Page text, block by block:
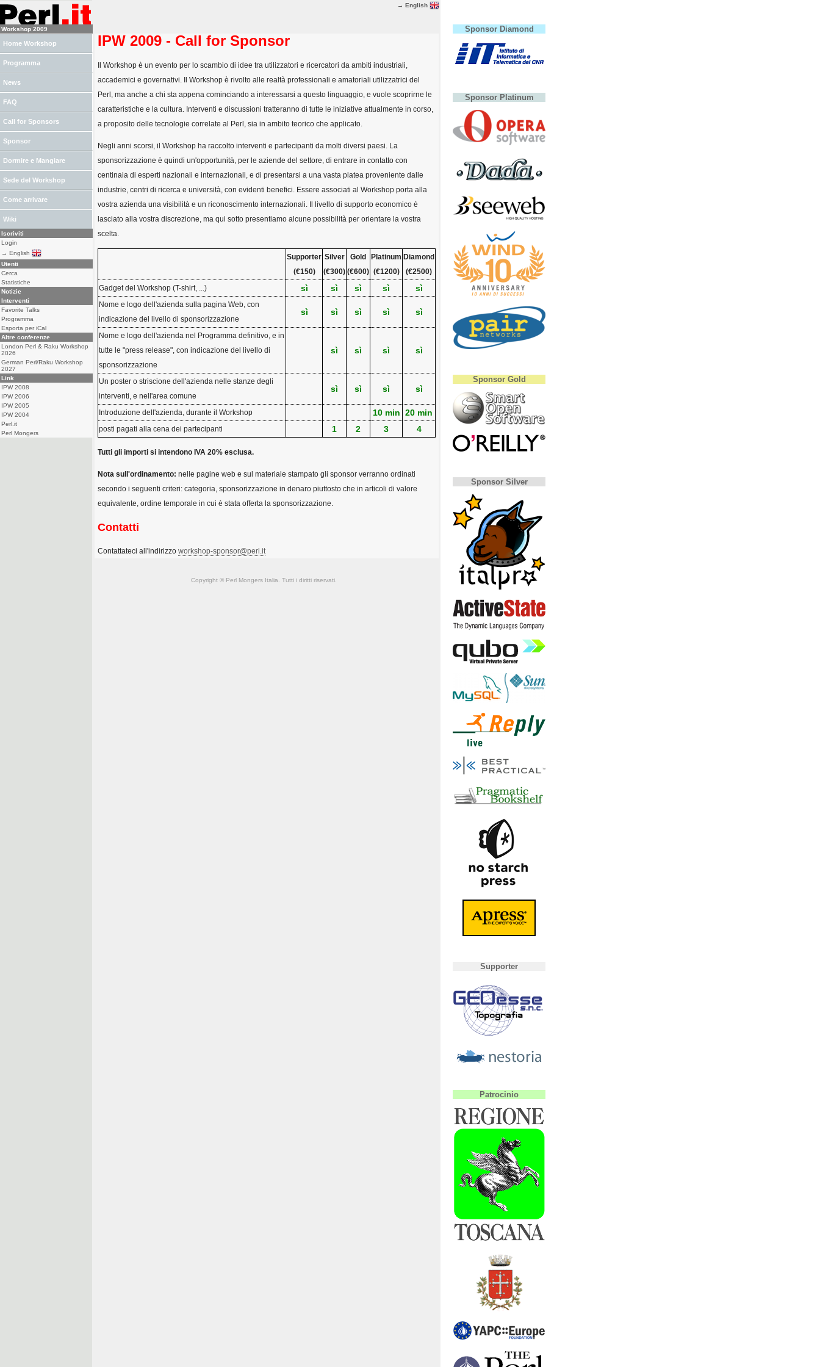
→ English
IPW 2009 - Call for Sponsor
Il Workshop è un evento per lo scambio di idee tra utilizzatori e ricercatori da ambiti industriali,
accademici e governativi. Il Workshop è rivolto alle realtà professionali e amatoriali utilizzatrici del
Perl, ma anche a chi sta appena cominciando a interessarsi a questo linguaggio, e vuole scoprirne le
caratteristiche e la cultura. Interventi e discussioni tratteranno di tutte le iniziative attualmente in corso,
a proposito delle tecnologie correlate al Perl, sia in ambito teorico che applicato.
Negli anni scorsi, il Workshop ha raccolto interventi e partecipanti da molti diversi paesi. La
sponsorizzazione è quindi un'opportunità, per le aziende del settore, di entrare in contatto con
centinaia di esperti nazionali e internazionali, e di presentarsi a una vasta platea proveniente dalle
industrie, centri di ricerca e università, con evidenti benefici. Essere associati al Workshop porta alla
vostra azienda una visibilità e un riconoscimento internazionali. Il livello di supporto economico è
lasciato alla vostra discrezione, ma qui sotto presentiamo alcune possibilità per orientare la vostra
scelta.
Supporter
(€150)
Silver
(€300)
Gold
(€600)
Platinum
(€1200)
Diamond
(€2500)
Gadget del Workshop (T-shirt, ...)
sì sì sì sì sì
Nome e logo dell'azienda sulla pagina Web, con
indicazione del livello di sponsorizzazione
sì sì sì sì sì
Nome e logo dell'azienda nel Programma definitivo, e in
tutte le "press release", con indicazione del livello di
sponsorizzazione
sì sì sì sì
Un poster o striscione dell'azienda nelle stanze degli
interventi, e nell'area comune
sì sì sì sì
Introduzione dell'azienda, durante il Workshop 10 min 20 min
posti pagati alla cena dei partecipanti 1 2 3 4
Tutti gli importi si intendono IVA 20% esclusa.
Nota sull'ordinamento: nelle pagine web e sul materiale stampato gli sponsor verranno ordinati
secondo i seguenti criteri: categoria, sponsorizzazione in denaro piuttosto che in articoli di valore
equivalente, ordine temporale in cui è stata offerta la sponsorizzazione.
Contatti
Contattateci all'indirizzo workshop-sponsor@perl.it
Copyright © Perl Mongers Italia. Tutti i diritti riservati.
Workshop 2009
Home Workshop
Programma
News
FAQ
Call for Sponsors
Sponsor
Dormire e Mangiare
Sede del Workshop
Come arrivare
Wiki
Iscriviti
Login
→ English
Utenti
Cerca
Statistiche
Notizie
Interventi
Favorite Talks
Programma
Esporta per iCal
Altre conferenze
London Perl & Raku Workshop
2026
German Perl/Raku Workshop
2027
Link
IPW 2008
IPW 2006
IPW 2005
IPW 2004
Perl.it
Perl Mongers
Sponsor Diamond
Sponsor Platinum
Sponsor Gold
Sponsor Silver
Supporter
Patrocinio